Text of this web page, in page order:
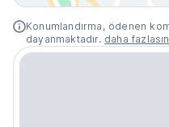
Konumlandırma, ödenen
dayanmaktadır. daha